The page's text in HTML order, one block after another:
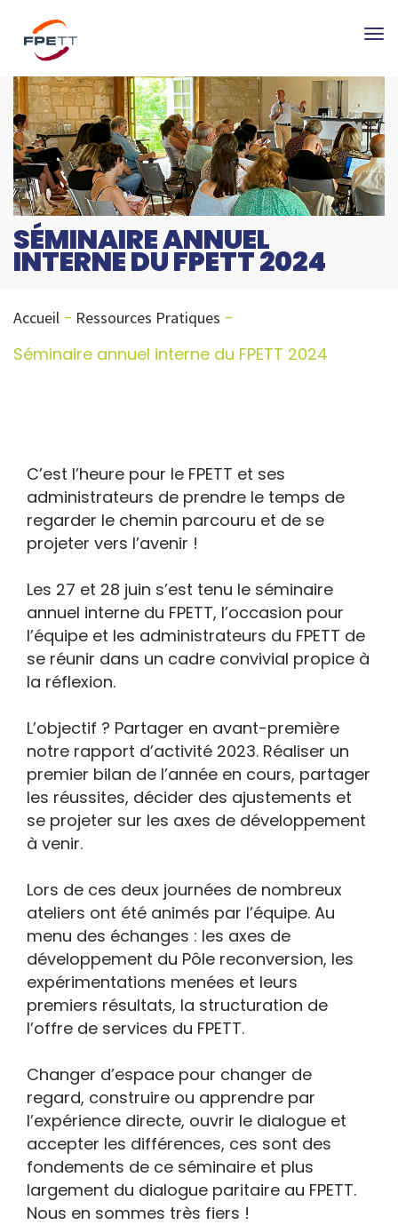
SÉMINAIRE ANNUEL
INTERNE DU FPETT 2024
Accueil Ressources Pratiques
Séminaire annuel interne du FPETT 2024
C’est l’heure pour le FPETT et ses
administrateurs de prendre le temps de
regarder le chemin parcouru et de se
projeter vers l’avenir !
Les 27 et 28 juin s’est tenu le séminaire
annuel interne du FPETT, l’occasion pour
l’équipe et les administrateurs du FPETT de
se réunir dans un cadre convivial propice à
la réflexion.
L’objectif ? Partager en avant-première
notre rapport d’activité 2023. Réaliser un
premier bilan de l’année en cours, partager
les réussites, décider des ajustements et
se projeter sur les axes de développement
à venir.
Lors de ces deux journées de nombreux
ateliers ont été animés par l’équipe. Au
menu des échanges : les axes de
développement du Pôle reconversion, les
expérimentations menées et leurs
premiers résultats, la structuration de
l’offre de services du FPETT.
Changer d’espace pour changer de
regard, construire ou apprendre par
l’expérience directe, ouvrir le dialogue et
accepter les différences, ces sont des
fondements de ce séminaire et plus
largement du dialogue paritaire au FPETT.
Nous en sommes très fiers !